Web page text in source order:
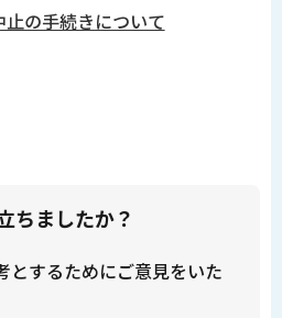
の手続きについて
ちましたか？
とするためにご意見をいた